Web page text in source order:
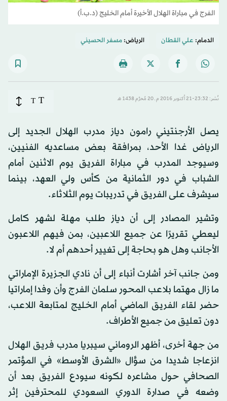
الفرج في مباراة الهلال الأخيرة أمام الخليج (د.ب.أ)
الدمام: علي القطان الرياض:مسفر الحسيني
نُشر: 23:32-21 أكتوبر 2016 م ـ 20 مُحرَّم 1438 هـ T
T
يصل الأرجنتيني رامون دياز مدرب الهلال الجديد إلى
الرياض غدا الأحد، بمرافقة بعض مساعديه الفنيين،
وسيوجد المدرب في مباراة الفريق يوم الاثنين أمام
الشباب في دور الثمانية من كأس ولي العهد، بينما
سيشرف على الفريق في تدريبات يوم الثلاثاء.
وتشير المصادر إلى أن دياز طلب مهلة لشهر كامل
ليعطي تقريرًا عن جميع اللاعبين، بمن فيهم اللاعبون
الأجانب وهل هو بحاجة إلى تغيير أحدهم أم لا.
ومن جانب آخر أشارت أنباء إلى أن نادي الجزيرة الإماراتي
ما زال مهتما بلاعب المحور سلمان الفرج وأن وفدا إماراتيا
حضر لقاء الفريق الماضي أمام الخليج لمتابعة اللاعب،
دون تعليق من جميع الأطراف.
من جهة أخرى، أظهر الروماني سيبريا مدرب فريق الهلال
انزعاجا شديدا من سؤال «الشرق الأوسط» في المؤتمر
الصحافي حول مشاعره لكونه سيودع الفريق بعد أن
وضعه في صدارة الدوري السعودي للمحترفين إثر